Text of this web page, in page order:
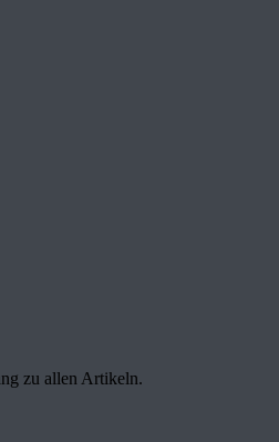
zu allen Artikeln.